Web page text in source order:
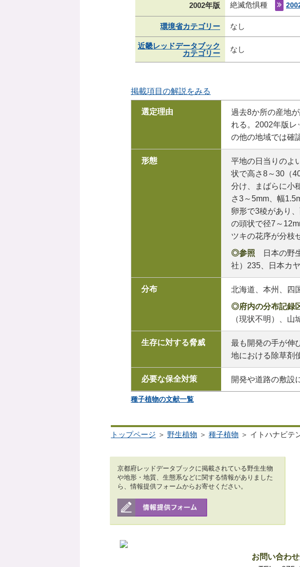
2002年版 絶滅危惧種
環境省カテゴリー なし
近畿レッドデータブック
カテゴリー
なし
掲載項目の解説をみる
選定理由
過去8か所の産地
れる。2002年版レ
の他の地域では確
形態
平地の日当りのよ
状で高さ8～30（
分け、まばらに小
さ3～5mm、幅
卵形で3稜があり
の頭状で径7～
ツキの花序が分枝
◎参照 日本の野
社）235、日本カ
分布
北海道、本州、四
◎府内の分布記録
（現状不明）、山
生存に対する脅威
最も開発の手が伸
地における除草剤
必要な保全対策 開発や道路の敷設
種子植物の文献一覧
トップページ ＞ 野生植物 ＞ 種子植物 ＞ イトハナビテ
京都府レッドデータブックに掲載されている野生生物
や地形・地質、生態系などに関する情報がありました
ら、情報提供フォームからお寄せください。
お問い合わせ